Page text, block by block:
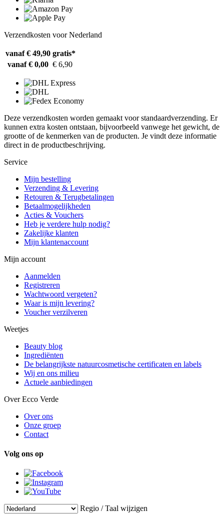
Verzendkosten voor Nederland
vanaf € 49,90 gratis*
vanaf € 0,00 € 6,90
Deze verzendkosten worden gemaakt voor standaardverzending. Er
kunnen extra kosten ontstaan, bijvoorbeeld vanwege het gewicht, de
grootte of de kenmerken van de producten. Je vindt deze informatie
direct in de productbeschrijving.
Service
Mijn bestelling
Verzending & Levering
Retouren & Terugbetalingen
Betaalmogelijkheden
Acties & Vouchers
Heb je verdere hulp nodig?
Zakelijke klanten
Mijn klantenaccount
Mijn account
Aanmelden
Registreren
Wachtwoord vergeten?
Waar is mijn levering?
Voucher verzilveren
Weetjes
Beauty blog
Ingrediënten
De belangrijkste natuurcosmetische certificaten en labels
Wij en ons milieu
Actuele aanbiedingen
Over Ecco Verde
Over ons
Onze groep
Contact
Volg ons op
Regio / Taal wijzigen